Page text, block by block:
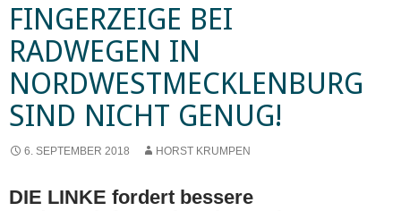
FINGERZEIGE BEI
RADWEGEN IN
NORDWESTMECKLENBURG
SIND NICHT GENUG!
6. SEPTEMBER 2018 HORST KRUMPEN
DIE LINKE fordert bessere